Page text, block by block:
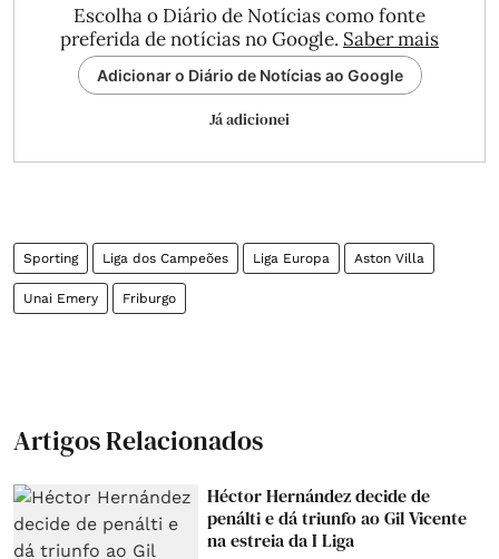
Escolha o Diário de Notícias como fonte
preferida de notícias no Google. Saber mais
Adicionar o Diário de Notícias ao Google
Já adicionei
Sporting Liga dos Campeões Liga Europa Aston Villa
Unai Emery Friburgo
Artigos Relacionados
Héctor Hernández decide de
penálti e dá triunfo ao Gil Vicente
na estreia da I Liga